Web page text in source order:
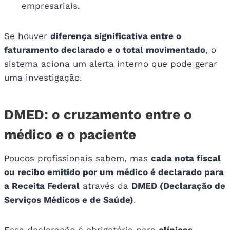
empresariais.
Se houver diferença significativa entre o
faturamento declarado e o total movimentado, o
sistema aciona um alerta interno que pode gerar
uma investigação.
DMED: o cruzamento entre o
médico e o paciente
Poucos profissionais sabem, mas cada nota fiscal
ou recibo emitido por um médico é declarado para
a Receita Federal através da DMED (Declaração de
Serviços Médicos e de Saúde).